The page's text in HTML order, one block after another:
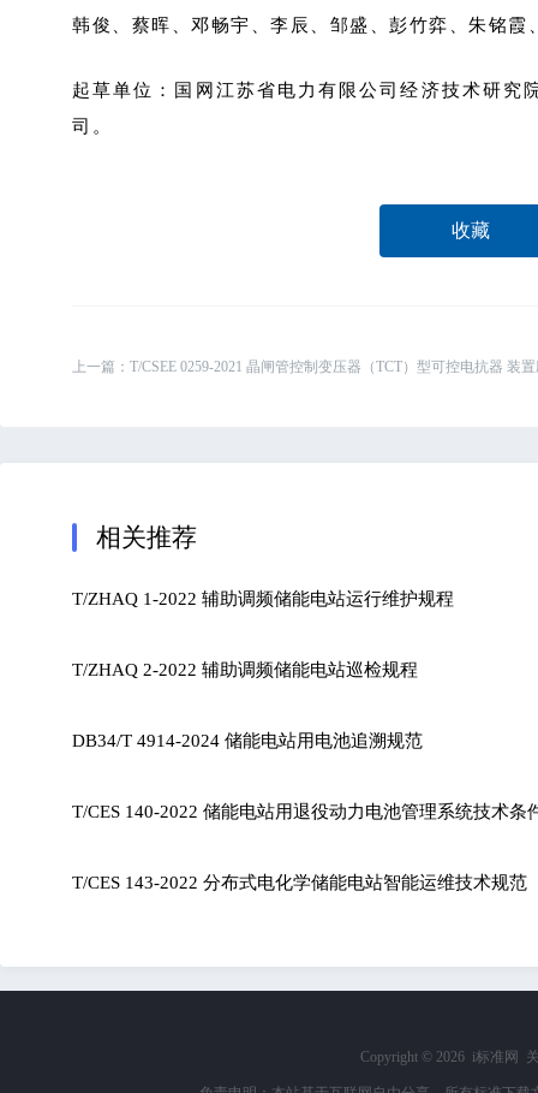
韩俊、蔡晖、邓畅宇、李辰、邹盛、彭竹弈、朱铭
起草单位：国网江苏省电力有限公司经济技术研
司。
收藏
上一篇： T/CSEE 0259-2021 晶闸管控制变压器（TCT）型可控电抗器 装
相关推荐
T/ZHAQ 1-2022 辅助调频储能电站运行维护规程
T/ZHAQ 2-2022 辅助调频储能电站巡检规程
DB34/T 4914-2024 储能电站用电池追溯规范
T/CES 140-2022 储能电站用退役动力电池管理系统技术条
T/CES 143-2022 分布式电化学储能电站智能运维技术规范
Copyright © 2026 i标准网